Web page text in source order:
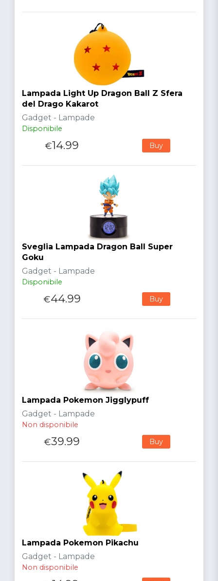
Lampada Light Up Dragon Ball Z Sfera
del Drago Kakarot
Gadget - Lampade
Disponibile
€14.99 Buy
Sveglia Lampada Dragon Ball Super
Goku
Gadget - Lampade
Disponibile
€44.99 Buy
Lampada Pokemon Jigglypuff
Gadget - Lampade
Non disponibile
€39.99 Buy
Lampada Pokemon Pikachu
Gadget - Lampade
Non disponibile